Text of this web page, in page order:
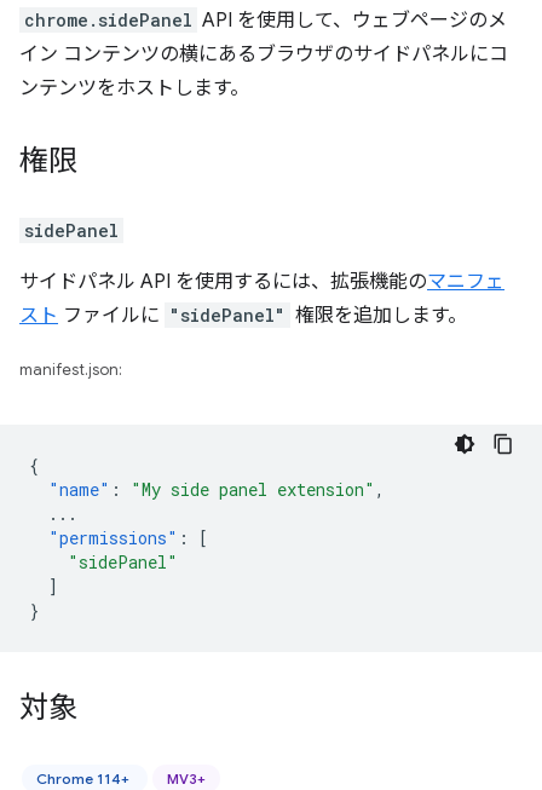
chrome.sidePanel API を使用して、ウェブページのメ
イン コンテンツの横にあるブラウザのサイドパネルにコ
ンテンツをホストします。
権限
sidePanel
サイドパネル API を使用するには、拡張機能のマニフェ
スト ファイルに "sidePanel" 権限を追加します。
manifest.json:
{
"name" : "My side panel extension" ,
...
"permissions" :
[
"sidePanel"
]
}
対象
Chrome 114+ MV3+